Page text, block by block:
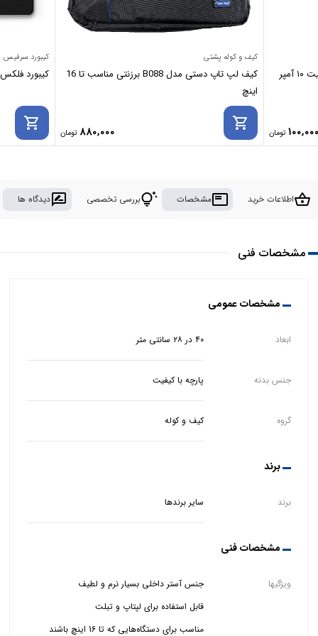
تبدیل برق ۳ به ۲ برق مدل sz-008 ظرفیت ۱۰ آمپر
کیف و کوله پشتی
کیف لپ تاپ دستی مدل B088 برزنتی مناسب تا 16
اینچ
880,000
shopping_cart
کیبورد سرفیس
کیبورد
shopping_cart
shopping_basketاطلاعات خرید featured_play_listمشخصات tips_and_updatesبررسی تخصصی rate_reviewدیدگاه ها
مشخصات فنی
مشخصات عمومی
ابعاد ۴۰ در ۲۸ سانتی متر
جنس بدنه پارچه با کیفیت
گروه کیف و کوله
برند
برند سایر برندها
مشخصات فنی
ویژگیها
قابل استفاده برای لپتاپ و تبلت